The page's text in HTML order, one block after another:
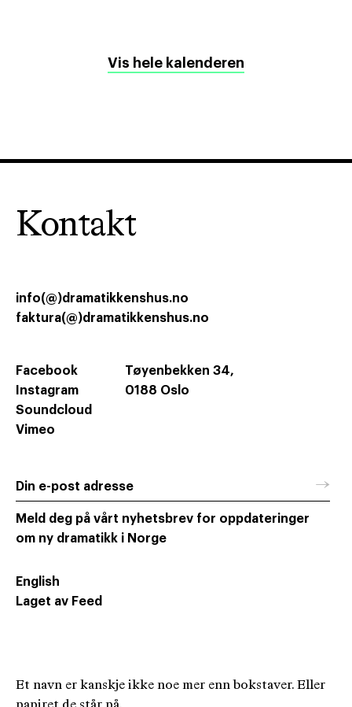
Vis hele kalenderen
Et navn er kanskje ikke noe mer enn bokstaver. Eller
Kontakt
Tøyenbekken 34,
0188 Oslo
info(@)dramatikkenshus.no
faktura(@)dramatikkenshus.no
Facebook
Instagram
Soundcloud
Vimeo
Din e-post adresse →
Meld deg på vårt nyhetsbrev for oppdateringer
om ny dramatikk i Norge
English
Laget av Feed